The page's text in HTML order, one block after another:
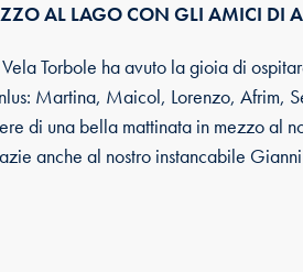
AL LAGO CON GLI AMICI DI
Torbole ha avuto la gioia di
Martina, Maicol, Lorenzo, Afrim,
di una bella mattinata in mezzo al
anche al nostro instancabile